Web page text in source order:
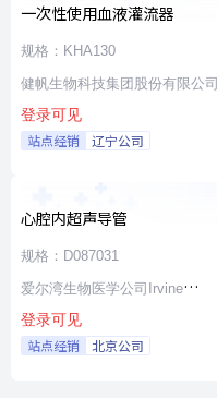
一次性使用血液灌流器
规格：KHA130
健帆生物科技集团股份有限公司
登录可见
站点经销 辽宁公司
心腔内超声导管
规格：D087031
爱尔湾生物医学公司Irvine
Biomedical,Inc. a St. Jude
Medical Company
登录可见
站点经销 北京公司